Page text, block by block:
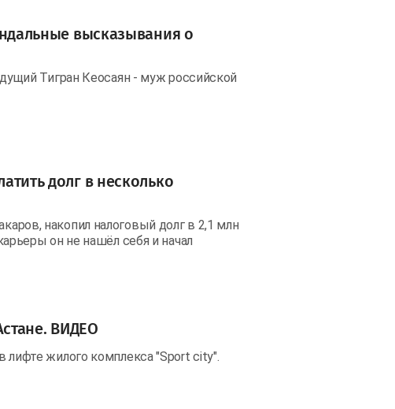
высказывания о
Тигран Кеосаян - муж российской
долг в несколько
накопил налоговый долг в 2,1 млн
он не нашёл себя и начал
ВИДЕО
жилого комплекса "Sport city".